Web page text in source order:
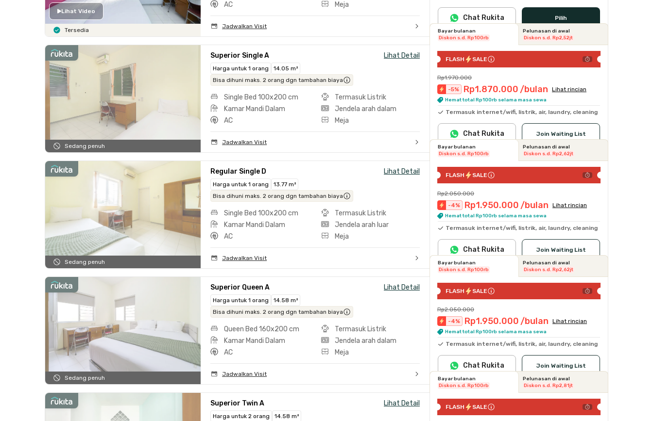
Lihat Video
Tersedia
AC
Meja
Jadwalkan Visit
Pilih
Chat Rukita
Sedang penuh
Superior Single A Lihat Detail
Harga untuk 1 orang
14.05 m²
Bisa dihuni maks. 2 orang dgn tambahan biaya
Single Bed 100x200 cm
Termasuk Listrik
Kamar Mandi Dalam
Jendela arah dalam
AC
Meja
Jadwalkan Visit
Bayar bulanan
Diskon s.d. Rp100rb
Pelunasan di awal
Diskon s.d. Rp2,52jt
FLASH SALE
Rp1.970.000
-5% Rp1.870.000 /bulan Lihat rincian
Hemat total Rp100rb selama masa sewa
Termasuk internet/wifi, listrik, air, laundry, cleaning
Join Waiting List
Chat Rukita
Sedang penuh
Regular Single D Lihat Detail
Harga untuk 1 orang
13.77 m²
Bisa dihuni maks. 2 orang dgn tambahan biaya
Single Bed 100x200 cm
Termasuk Listrik
Kamar Mandi Dalam
Jendela arah luar
AC
Meja
Jadwalkan Visit
Bayar bulanan
Diskon s.d. Rp100rb
Pelunasan di awal
Diskon s.d. Rp2,62jt
FLASH SALE
Rp2.050.000
-4% Rp1.950.000 /bulan Lihat rincian
Hemat total Rp100rb selama masa sewa
Termasuk internet/wifi, listrik, air, laundry, cleaning
Join Waiting List
Chat Rukita
Sedang penuh
Superior Queen A Lihat Detail
Harga untuk 1 orang
14.58 m²
Bisa dihuni maks. 2 orang dgn tambahan biaya
Queen Bed 160x200 cm
Termasuk Listrik
Kamar Mandi Dalam
Jendela arah dalam
AC
Meja
Jadwalkan Visit
Bayar bulanan
Diskon s.d. Rp100rb
Pelunasan di awal
Diskon s.d. Rp2,62jt
FLASH SALE
Rp2.050.000
-4% Rp1.950.000 /bulan Lihat rincian
Hemat total Rp100rb selama masa sewa
Termasuk internet/wifi, listrik, air, laundry, cleaning
Join Waiting List
Chat Rukita
Superior Twin A Lihat Detail
Harga untuk 2 orang 14.58 m²
Bayar bulanan
Diskon s.d. Rp100rb
Pelunasan di awal
Diskon s.d. Rp2,81jt
FLASH SALE